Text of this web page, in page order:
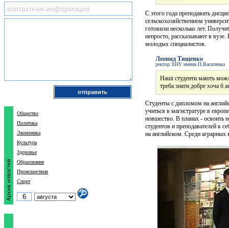
С этого года преподавать
сельскохозяйственном
готовили несколько лет.
непросто, рассказывают в
молодых специалистов.
Леонид Тищенко
ректор ХНУ имени П.Василенка
Наші студенти мають
треба знати добре хоча б
Студенты с дипломом на
учиться в магистратуре в
новшество. В планах - освоить
студентов и преподавателей к
на английском. Среди
Общество
Политика
Экономика
Культура
Здоровье
Образование
Происшествия
Спорт